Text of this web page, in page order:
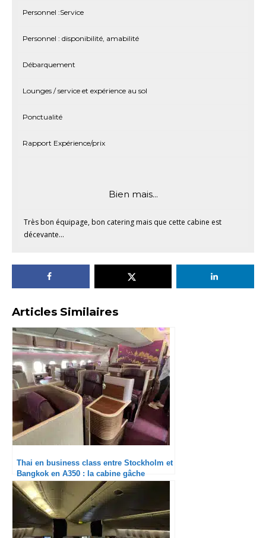
Personnel :Service
Personnel : disponibilité, amabilité
Débarquement
Lounges / service et expérience au sol
Ponctualité
Rapport Expérience/prix
Bien mais...
Très bon équipage, bon catering mais que cette cabine est
décevante...
Articles Similaires
Thai en business class entre Stockholm et
Bangkok en A350 : la cabine gâche
l’expérience